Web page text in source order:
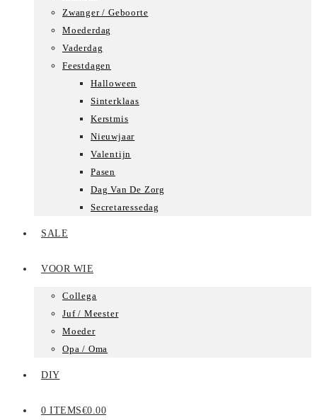
Zwanger / Geboorte
Moederdag
Vaderdag
Feestdagen
Halloween
Sinterklaas
Kerstmis
Nieuwjaar
Valentijn
Pasen
Dag Van De Zorg
Secretaressedag
SALE
VOOR WIE
Collega
Juf / Meester
Moeder
Opa / Oma
DIY
0 ITEMS€0.00